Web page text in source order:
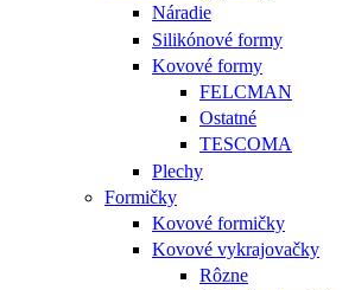
Náradie
Silikónové formy
Kovové formy
FELCMAN
Ostatné
TESCOMA
Plechy
Formičky
Kovové formičky
Kovové vykrajovačky
Rôzne